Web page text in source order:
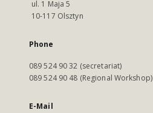
ul. 1 Maja 5
10-117 Olsztyn
Phone
089 524 90 32 (secretariat)
089 524 90 48 (Regional Workshop)
E-Mail